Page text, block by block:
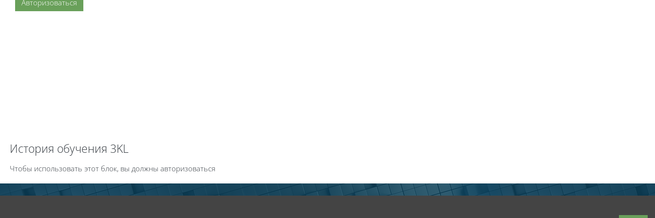
Авторизоваться
История обучения 3KL
Чтобы использовать этот блок, вы должны авторизоваться